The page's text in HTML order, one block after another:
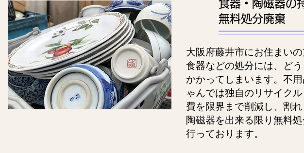
食器・陶磁器の
無料処分廃棄
大阪府藤井市にお住まい
食器などの処分には、ど
かかってしまいます。不
ゃんでは独自のリサイク
費を限界まで削減し、割
陶磁器を出来る限り無料
行っております。